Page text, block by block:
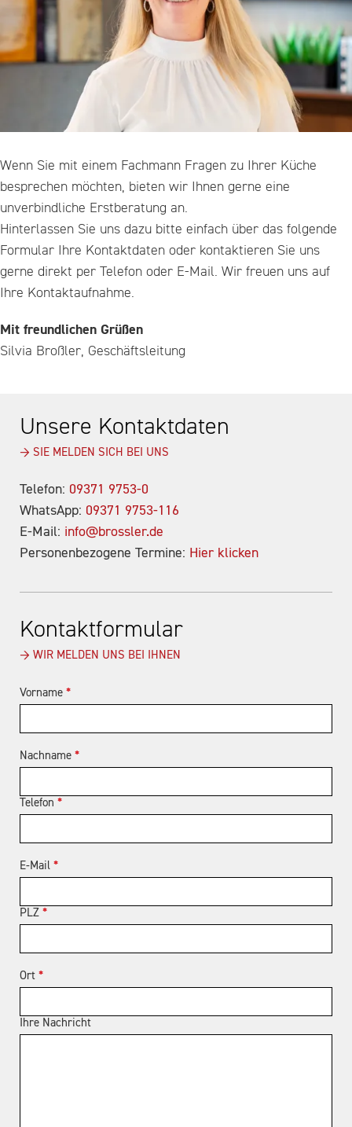
Wenn Sie mit einem Fachmann Fragen zu Ihrer Küche
besprechen möchten, bieten wir Ihnen gerne eine
unverbindliche Erstberatung an.
Hinterlassen Sie uns dazu bitte einfach über das folgende
Formular Ihre Kontaktdaten oder kontaktieren Sie uns
gerne direkt per Telefon oder E-Mail. Wir freuen uns auf
Ihre Kontaktaufnahme.
Mit freundlichen Grüßen
Silvia Broßler, Geschäftsleitung
Unsere Kontaktdaten
→ SIE MELDEN SICH BEI UNS
Telefon: 09371 9753-0
WhatsApp: 09371 9753-116
E-Mail: info@brossler.de
Personenbezogene Termine: Hier klicken
Kontaktformular
→ WIR MELDEN UNS BEI IHNEN
Vorname *
Nachname *
Telefon *
E-Mail *
PLZ *
Ort *
Ihre Nachricht